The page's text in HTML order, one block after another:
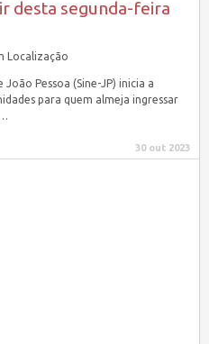
desta segunda-feira
Localização
Pessoa (Sine-JP) inicia a
para quem almeja ingressar
30 out 2023